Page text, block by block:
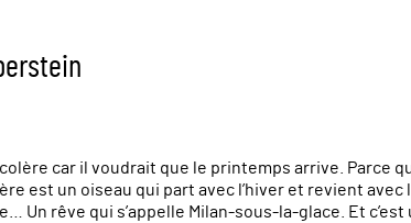
car il voudrait que le printemps arrive. Parce
est un oiseau qui part avec l’hiver et revient avec
Un rêve qui s’appelle Milan-sous-la-glace. Et c’est